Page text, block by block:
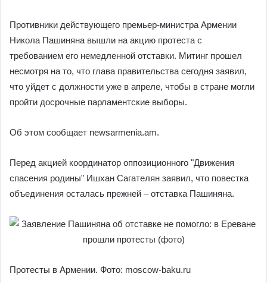
Противники действующего премьер-министра Армении
Никола Пашиняна вышли на акцию протеста с
требованием его немедленной отставки. Митинг прошел
несмотря на то, что глава правительства сегодня заявил,
что уйдет с должности уже в апреле, чтобы в стране могли
пройти досрочные парламентские выборы.
Об этом сообщает newsarmenia.am.
Перед акцией координатор оппозиционного "Движения
спасения родины" Ишхан Сагателян заявил, что повестка
объединения осталась прежней – отставка Пашиняна.
Протесты в Армении. Фото: moscow-baku.ru